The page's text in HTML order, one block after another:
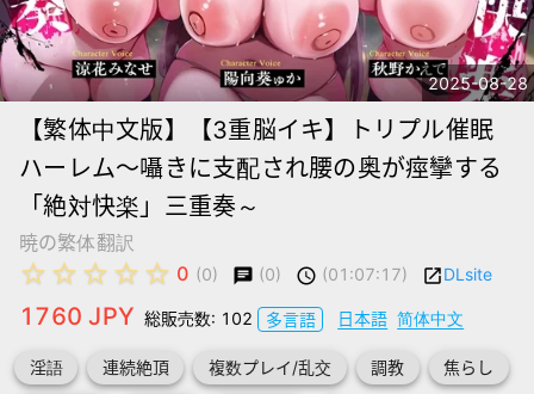
2025-08-28
【繁体中文版】【3重脳イキ】トリプル催眠
ハーレム～囁きに支配され腰の奥が痙攣する
「絶対快楽」三重奏～
暁の繁体翻訳
star_border star_border star_border star_border star_border 0 (0) chat (0) schedule (01:07:17) launchDLsite
1760 JPY 総販売数: 102 多言語 日本語 简体中文
淫語 連続絶頂 複数プレイ/乱交 調教 焦らし